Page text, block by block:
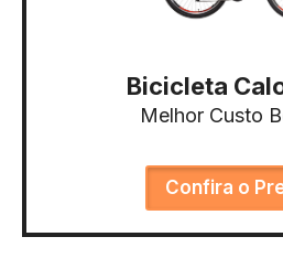
Bicicleta
Melhor Custo
Confira o